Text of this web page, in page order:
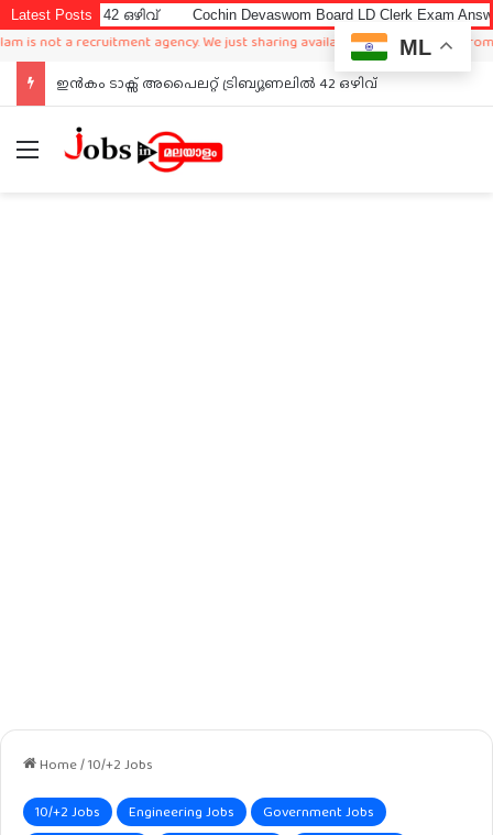
Latest PostsCochin Devaswom Board LD Clerk Exam Answer Key 2026
agency. We just sharing available job in worldwide from different
Cochin Devaswom Board LD Clerk Exam Answer Key 2026
Menu
Home/10/+2 Jobs
10/+2 Jobs Engineering Jobs
Government Jobs
ML